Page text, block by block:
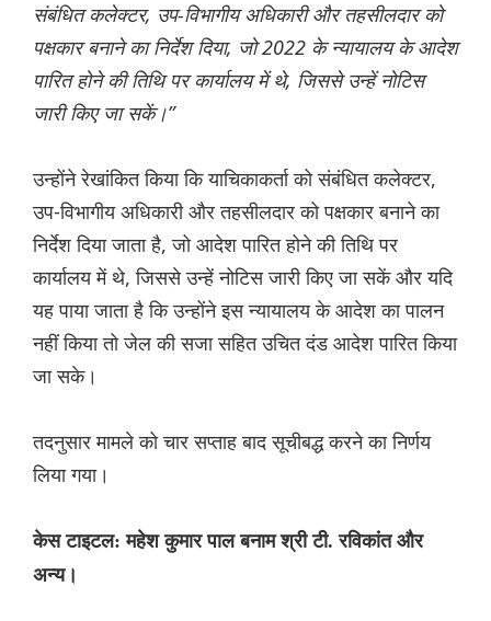
संबंधित कलेक्टर, उप-विभागीय अधिकारी और तहसीलदार को
पक्षकार बनाने का निर्देश दिया, जो 2022 के न्यायालय के आदेश
पारित होने की तिथि पर कार्यालय में थे, जिससे उन्हें नोटिस
जारी किए जा सकें।”
उन्होंने रेखांकित किया कि याचिकाकर्ता को संबंधित कलेक्टर,
उप-विभागीय अधिकारी और तहसीलदार को पक्षकार बनाने का
निर्देश दिया जाता है, जो आदेश पारित होने की तिथि पर
कार्यालय में थे, जिससे उन्हें नोटिस जारी किए जा सकें और यदि
यह पाया जाता है कि उन्होंने इस न्यायालय के आदेश का पालन
नहीं किया तो जेल की सजा सहित उचित दंड आदेश पारित किया
जा सके।
तदनुसार मामले को चार सप्ताह बाद सूचीबद्ध करने का निर्णय
लिया गया।
केस टाइटल: महेश कुमार पाल बनाम श्री टी. रविकांत और
अन्य।